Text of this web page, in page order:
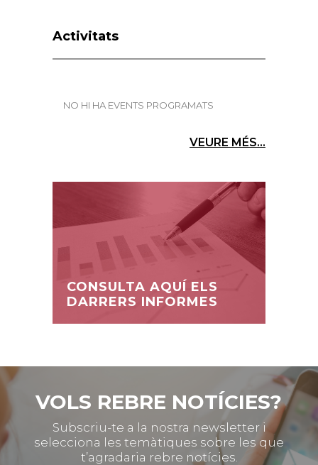
Activitats
NO HI HA EVENTS PROGRAMATS
VEURE MÉS...
CONSULTA AQUÍ ELS
DARRERS INFORMES
VOLS REBRE NOTÍCIES?
Subscriu-te a la nostra newsletter i
selecciona les temàtiques sobre les que
t’agradaria rebre notícies.